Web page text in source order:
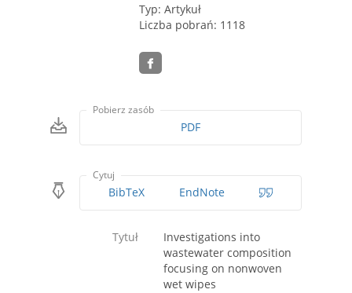
Typ: Artykuł
Liczba pobrań: 1118
Pobierz zasób
PDF
Cytuj
BibTeX EndNote
Tytuł
Investigations into
wastewater composition
focusing on nonwoven
wet wipes